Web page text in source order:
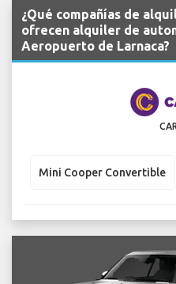
¿Qué compañías de
ofrecen alquiler de
Aeropuerto de Larnaca?
Mini Cooper Convertible